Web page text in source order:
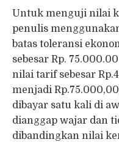
Untuk menguji nilai
penulis
batas toleransi
sebesar Rp.
nilai tarif sebesar
menjadi
dibayar satu kali di
dianggap wajar dan
dibandingkan nilai